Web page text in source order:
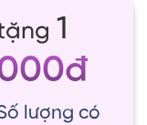
1
lượng có